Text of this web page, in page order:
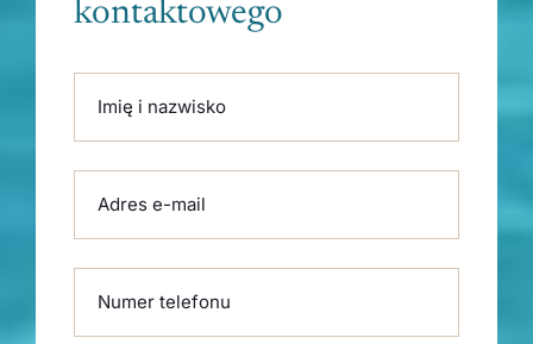
kontaktowego
Imię i nazwisko
Adres e-mail
Numer telefonu